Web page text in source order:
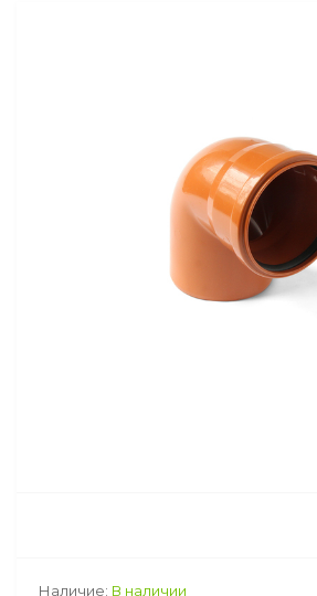
Наличие: В наличии